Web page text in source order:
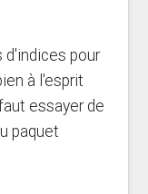
d'indices pour
à l'esprit
essayer de
paquet